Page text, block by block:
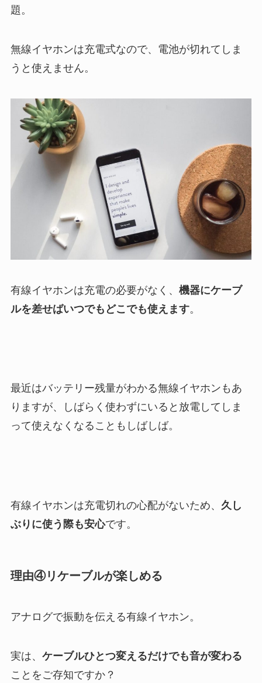
題。
無線イヤホンは充電式なので、電池が切れてしま
うと使えません。
有線イヤホンは充電の必要がなく、 機器にケーブ
ルを差せばいつでもどこでも使えます。
最近はバッテリー残量がわかる無線イヤホンもあ
りますが、しばらく使わずにいると放電してしま
って使えなくなることもしばしば。
有線イヤホンは充電切れの心配がないため、 久し
ぶりに使う際も安心です。
理由④リケーブルが楽しめる
アナログで振動を伝える有線イヤホン。
実は、 ケーブルひとつ変えるだけでも音が変わる
ことをご存知ですか？